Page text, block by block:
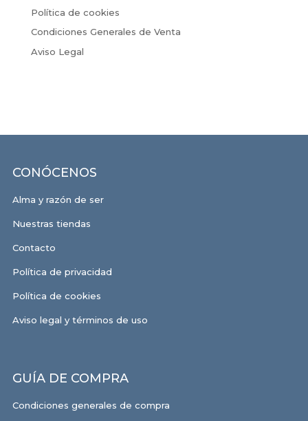
Política de cookies
Condiciones Generales de Venta
Aviso Legal
CONÓCENOS
Alma y razón de ser
Nuestras tiendas
Contacto
Política de privacidad
Política de cookies
Aviso legal y términos de uso
GUÍA DE COMPRA
Condiciones generales de compra